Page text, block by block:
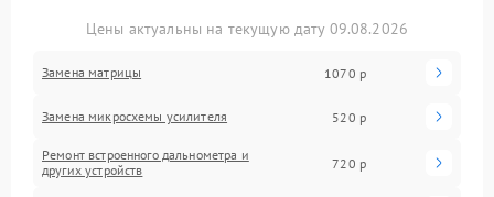
Цены актуальны на текущую дату 09.08.2026
Замена матрицы 1070 р
Замена микросхемы усилителя 520 р
Ремонт встроенного дальнометра и
других устройств
720 р